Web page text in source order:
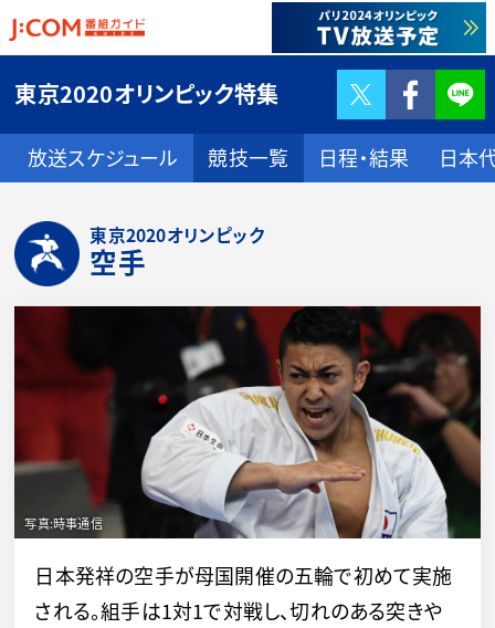
東京2020オリンピック特集
放送スケジュール 競技一覧 日程・結果 日本
Twitter
東京2020オリンピック
空手
日本発祥の空手が母国開催の五輪で初めて実施
される。組手は1対1で対戦し、切れのある突きや